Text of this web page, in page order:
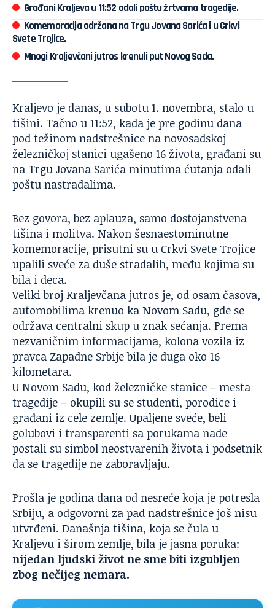
Građani Kraljeva u 11:52 odali poštu žrtvama tragedije.
Komemoracija održana na Trgu Jovana Sarića i u Crkvi
Svete Trojice.
Mnogi Kraljevčani jutros krenuli put Novog Sada.
Kraljevo je danas, u subotu 1. novembra, stalo u
tišini. Tačno u 11:52, kada je pre godinu dana
pod težinom nadstrešnice na novosadskoj
železničkoj stanici ugašeno 16 života, građani su
na Trgu Jovana Sarića minutima ćutanja odali
poštu nastradalima.
Bez govora, bez aplauza, samo dostojanstvena
tišina i molitva. Nakon šesnaestominutne
komemoracije, prisutni su u Crkvi Svete Trojice
upalili sveće za duše stradalih, među kojima su
bila i deca.
Veliki broj Kraljevčana jutros je, od osam časova,
automobilima krenuo ka Novom Sadu, gde se
održava centralni skup u znak sećanja. Prema
nezvaničnim informacijama, kolona vozila iz
pravca Zapadne Srbije bila je duga oko 16
kilometara.
UNovom Sadu, kod železničke stanice – mesta
tragedije – okupili su se studenti, porodice i
građani iz cele zemlje. Upaljene sveće, beli
golubovi i transparenti sa porukama nade
postali su simbol neostvarenih života i podsetnik
da se tragedije ne zaboravljaju.
Prošla je godina dana od nesreće koja je potresla
Srbiju, a odgovorni za pad nadstrešnice još nisu
utvrđeni. Današnja tišina, koja se čula u
Kraljevu i širom zemlje, bila je jasna poruka:
nijedan ljudski život ne sme biti izgubljen
zbog nečijeg nemara.